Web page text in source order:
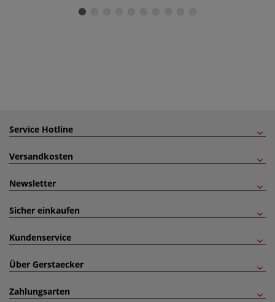
Service Hotline
Versandkosten
Newsletter
Sicher einkaufen
Kundenservice
Über Gerstaecker
Zahlungsarten